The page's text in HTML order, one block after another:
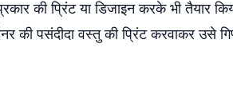
की प्रिंट या डिजाइन करके भी तैयार
की पसंदीदा वस्तु की प्रिंट करवाकर उसे